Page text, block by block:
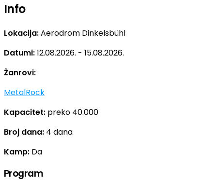
Info
Lokacija:Aerodrom Dinkelsbühl
Datumi:12.08.2026. - 15.08.2026.
Žanrovi:
MetalRock
Kapacitet: preko 40.000
Broj dana: 4 dana
Kamp: Da
Program